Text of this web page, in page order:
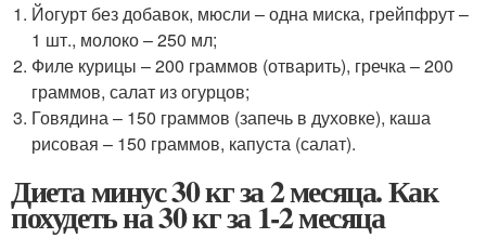
Йогурт без добавок, мюсли – одна миска, грейпфрут –
1 шт., молоко – 250 мл;
Филе курицы – 200 граммов (отварить), гречка – 200
граммов, салат из огурцов;
Говядина – 150 граммов (запечь в духовке), каша
рисовая – 150 граммов, капуста (салат).
Диета минус 30 кг за 2 месяца. Как
похудеть на 30 кг за 1-2 месяца